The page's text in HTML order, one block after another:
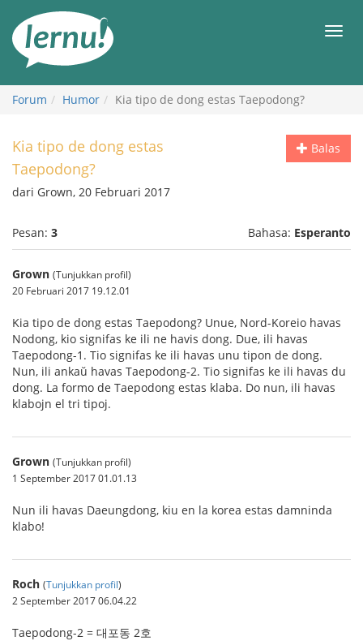
daftar
Forum Humor Kia tipo de dong estas Taepodong?
Balas
Kia tipo de dong estas
Taepodong?
dari Grown, 20 Februari 2017
Pesan: 3 Bahasa: Esperanto
Grown (Tunjukkan profil)
20 Februari 2017 19.12.01
Kia tipo de dong estas Taepodong? Unue, Nord-Koreio havas
Nodong, kio signifas ke ili ne havis dong. Due, ili havas
Taepodong-1. Tio signifas ke ili havas unu tipon de dong.
Nun, ili ankaŭ havas Taepodong-2. Tio signifas ke ili havas du
dong. La formo de Taepodong estas klaba. Do nun, ili havas
klabojn el tri tipoj.
Grown (Tunjukkan profil)
1 September 2017 01.01.13
Nun ili havas Daeungdong, kiu en la korea estas damninda
klabo!
Roch (Tunjukkan profil)
2 September 2017 06.04.22
Taepodong-2 = 대포동 2호